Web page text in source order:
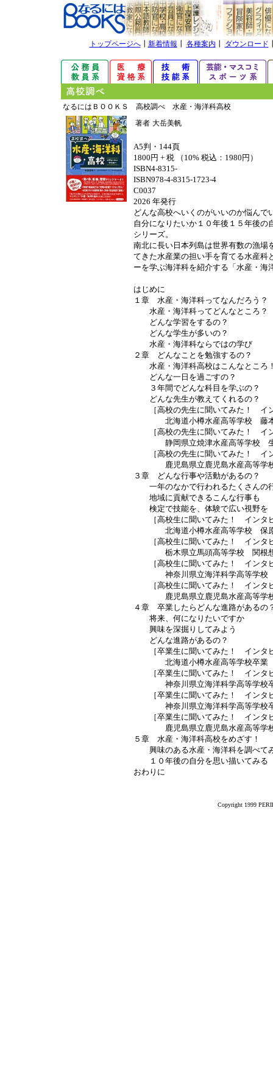
トップページへ┃ 新着情報 各種案内 ダウンロード
なるにはＢＯＯＫＳ 高校調べ 水産・海洋科高校
著者 大岳美帆
A5判・144頁
1800円 + 税 （10% 税込：1980円）
ISBN4-8315-
ISBN978-4-8315-1723-4
C0037
2026 年発行
どんな高校へいくのがいいのか悩んで
自分になりたいか１０年後１５年後の
シリーズ。
南北に長い日本列島は世界有数の漁場
てきた水産業の担い手を育てる水産科
ーを学ぶ海洋科を紹介する「水産・海
はじめに
１章 水産・海洋科ってなんだろう？
水産・海洋科ってどんなところ？
どんな学習をするの？
どんな学生が多いの？
水産・海洋科ならではの学び
２章 どんなことを勉強するの？
水産・海洋科高校はこんなところ
どんな一日を過ごすの？
３年間でどんな科目を学ぶの？
どんな先生が教えてくれるの？
［高校の先生に聞いてみた！ イ
北海道小樽水産高等学校 藤本
［高校の先生に聞いてみた！ イ
静岡県立焼津水産高等学校 生
［高校の先生に聞いてみた！ イ
鹿児島県立鹿児島水産高等学
３章 どんな行事や活動があるの？
一年のなかで行われるたくさんの
地域に貢献できるこんな行事も
検定で技能を、体験で広い視野を
［高校生に聞いてみた！ インタ
北海道小樽水産高等学校 保原
［高校生に聞いてみた！ インタ
栃木県立馬頭高等学校 関根想
［高校生に聞いてみた！ インタ
神奈川県立海洋科学高等学校
［高校生に聞いてみた！ インタ
鹿児島県立鹿児島水産高等学
４章 卒業したらどんな進路があるの
将来、何になりたいですか
興味を深掘りしてみよう
どんな進路があるの？
［卒業生に聞いてみた！ インタ
北海道小樽水産高等学校卒業
［卒業生に聞いてみた！ インタ
神奈川県立海洋科学高等学校
［卒業生に聞いてみた！ インタ
神奈川県立海洋科学高等学校
［卒業生に聞いてみた！ インタ
鹿児島県立鹿児島水産高等学校
５章 水産・海洋科高校をめざす！
興味のある水産・海洋科を調べて
１０年後の自分を思い描いてみる
おわりに
Copyright 1999